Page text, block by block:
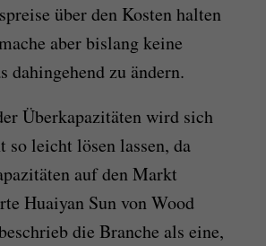
über den Kosten halten
aber bislang keine
dahingehend zu ändern.
Überkapazitäten wird sich
leicht lösen lassen, da
auf den Markt
Huaiyan Sun von Wood
die Branche als eine,